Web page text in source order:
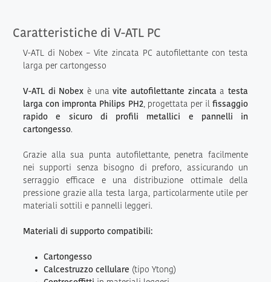
Caratteristiche di V-ATL PC
V-ATL di Nobex – Vite zincata PC autofilettante con testa
larga per cartongesso
V-ATL di Nobex è unavite autofilettante zincataatesta
larga con impronta Philips PH2, progettata per il fissaggio
rapido e sicuro di profili metallici e pannelli in
cartongesso.
Grazie alla sua punta autofilettante, penetra facilmente
nei supporti senza bisogno di preforo, assicurando un
serraggio efficace e una distribuzione ottimale della
pressione grazie alla testa larga, particolarmente utile per
materiali sottili e pannelli leggeri.
Materiali di supporto compatibili:
Cartongesso
Calcestruzzo cellulare (tipo Ytong)